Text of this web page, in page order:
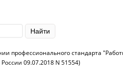
профессионального стандарта
09.07.2018 N 51554)